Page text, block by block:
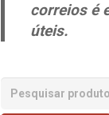
correios é
úteis.